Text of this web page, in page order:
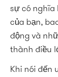
sự có nghĩa
của bạn,
động và
thành điều
Khi nói đến